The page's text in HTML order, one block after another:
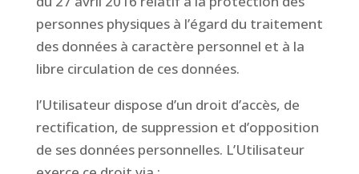
personnes physiques à l’égard du traitement
des données à caractère personnel et à la
libre circulation de ces données.
l’Utilisateur dispose d’un droit d’accès, de
rectification, de suppression et d’opposition
de ses données personnelles. L’Utilisateur